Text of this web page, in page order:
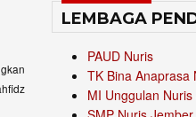
LEMBAGA
PAUD Nuris
TK Bina Anaprasa
MI Unggulan